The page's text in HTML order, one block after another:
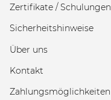
Zertifikate / Schulungen
Sicherheitshinweise
Über uns
Kontakt
Zahlungsmöglichkeiten